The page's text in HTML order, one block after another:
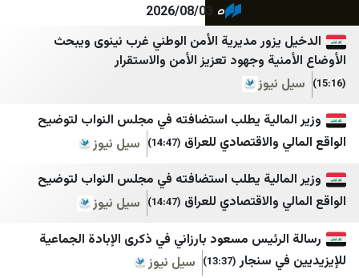
صحيفة الجمهورية لبنان
مستقبل ويب
صيدا اون لاين
الأحداث 24
ميغافون
LibnaNews
Ulusal Kanal
Yeni Şafak
Bianet
الصحوة نت
تعز تايم
2026/08/03
مديرية الأمن الوطني غرب نينوى ويبحث
وجهود تعزيز الأمن والاستقرار
يطلب استضافته في مجلس النواب لتوضيح
والاقتصادي للعراق (14:47)
سيل نيوز
يطلب استضافته في مجلس النواب لتوضيح
والاقتصادي للعراق (14:47)
سيل نيوز
مسعود بارزاني في ذكرى الإبادة الجماعية
سنجار (13:37)
سيل نيوز